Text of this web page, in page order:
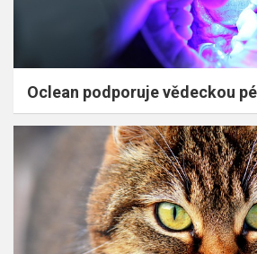
Oclean podporuje vědeckou